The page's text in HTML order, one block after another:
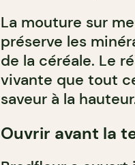
La mouture sur
préserve les
de la céréale. Le
vivante que tout
saveur à la
Ouvrir avant la